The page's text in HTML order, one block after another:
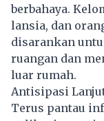
berbahaya.
lansia, dan
disarankan
ruangan dan
luar rumah.
Antisipasi
Terus pantau